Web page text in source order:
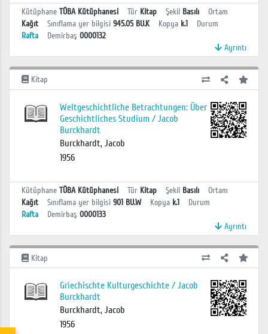
Kütüphane TÜBA Kütüphanesi Tür Kitap Şekil Basılı
Ortam
Kağıt
Sınıflama yer bilgisi 945.05 BU.K Kopya k.1
Durum
Rafta
Demirbaş 0000132
Ayrıntı
Kitap
Weltgeschichtliche Betrachtungen: Über
Geschichtliches Studium / Jacob
Burckhardt
Burckhardt, Jacob
1956
Kütüphane TÜBA Kütüphanesi Tür Kitap Şekil Basılı
Ortam
Kağıt
Sınıflama yer bilgisi 901 BU.W Kopya k.1
Durum
Rafta
Demirbaş 0000133
Ayrıntı
Kitap
Griechischte Kulturgeschichte / Jacob
Burckhardt
Burckhardt, Jacob
1956